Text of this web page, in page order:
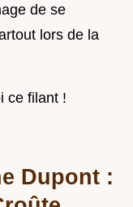
de se
lors de la
ce filant !
Dupont :